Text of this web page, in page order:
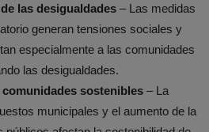
las desigualdades – Las medidas
generan tensiones sociales y
especialmente a las comunidades
las desigualdades.
comunidades sostenibles – La
municipales y el aumento de la